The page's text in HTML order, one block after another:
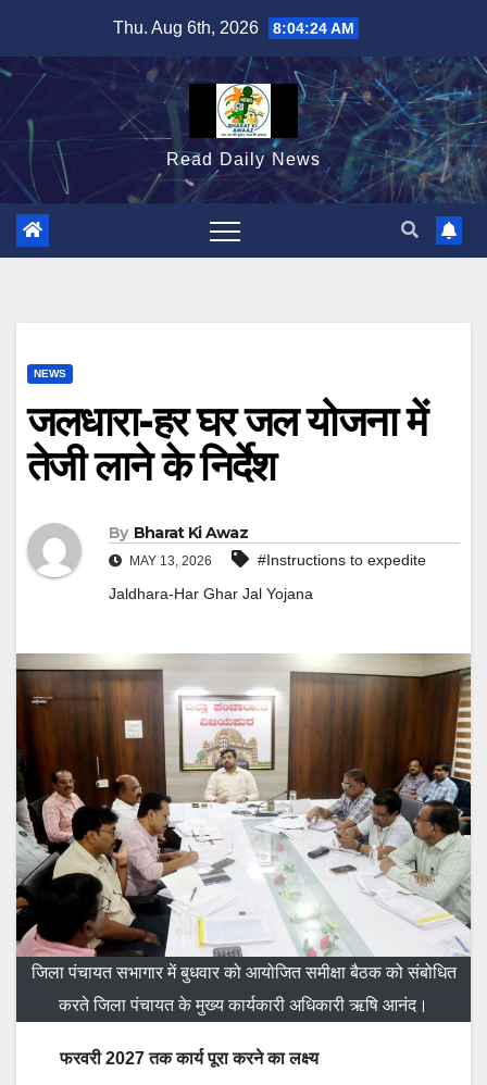
content
Thu. Aug 6th, 2026 8:04:26 AM
Read Daily News
NEWS
जलधारा-हर घर जल योजना में
तेजी लाने के निर्देश
By Bharat Ki Awaz
MAY 13, 2026
#Instructions to expedite
Jaldhara-Har Ghar Jal Yojana
जिला पंचायत सभागार में बुधवार को आयोजित समीक्षा बैठक को संबोधित
करते जिला पंचायत के मुख्य कार्यकारी अधिकारी ऋषि आनंद।
फरवरी 2027 तक कार्य पूरा करने का लक्ष्य